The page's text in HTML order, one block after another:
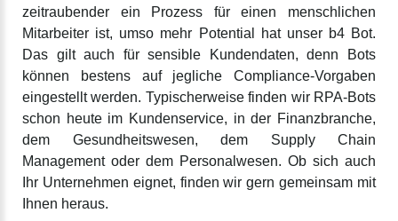
zeitraubender ein Prozess für einen menschlichen
Mitarbeiter ist, umso mehr Potential hat unser b4 Bot.
Das gilt auch für sensible Kundendaten, denn Bots
können bestens auf jegliche Compliance-Vorgaben
eingestellt werden. Typischerweise finden wir RPA-Bots
schon heute im Kundenservice, in der Finanzbranche,
dem Gesundheitswesen, dem Supply Chain
Management oder dem Personalwesen. Ob sich auch
Ihr Unternehmen eignet, finden wir gern gemeinsam mit
Ihnen heraus.